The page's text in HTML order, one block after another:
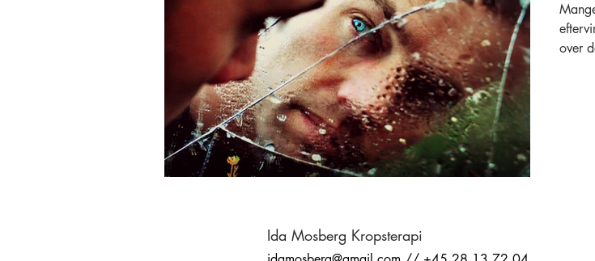
over
Ida Mosberg Kropsterapi